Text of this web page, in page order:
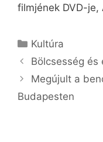
filmjének DVD-je,
Kategória
Kultúra
Bölcsesség és
Megújult a
Budapesten